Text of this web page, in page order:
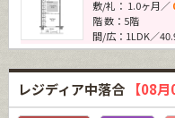
敷/礼： 1.0ヶ月／
階 数：5階
間/広：1LDK／
レジディア中落合 【08